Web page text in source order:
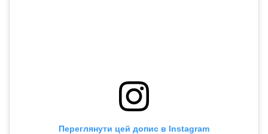
Переглянути цей допис в Instagram